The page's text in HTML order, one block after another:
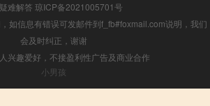
疑难解答 琼ICP备2021005701号
如信息有错误可发邮件到f_fb#foxmail.com说明，我们
会及时纠正，谢谢
兴趣爱好，不接盈利性广告及商业合作
小男孩